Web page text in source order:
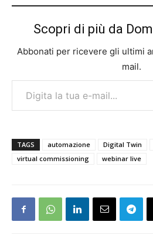
Scopri di più da
Abbonati per ricevere gli ultimi
mail.
Digita la tua e-mail...
TAGS automazione Digital Twin
virtual commissioning
webinar live